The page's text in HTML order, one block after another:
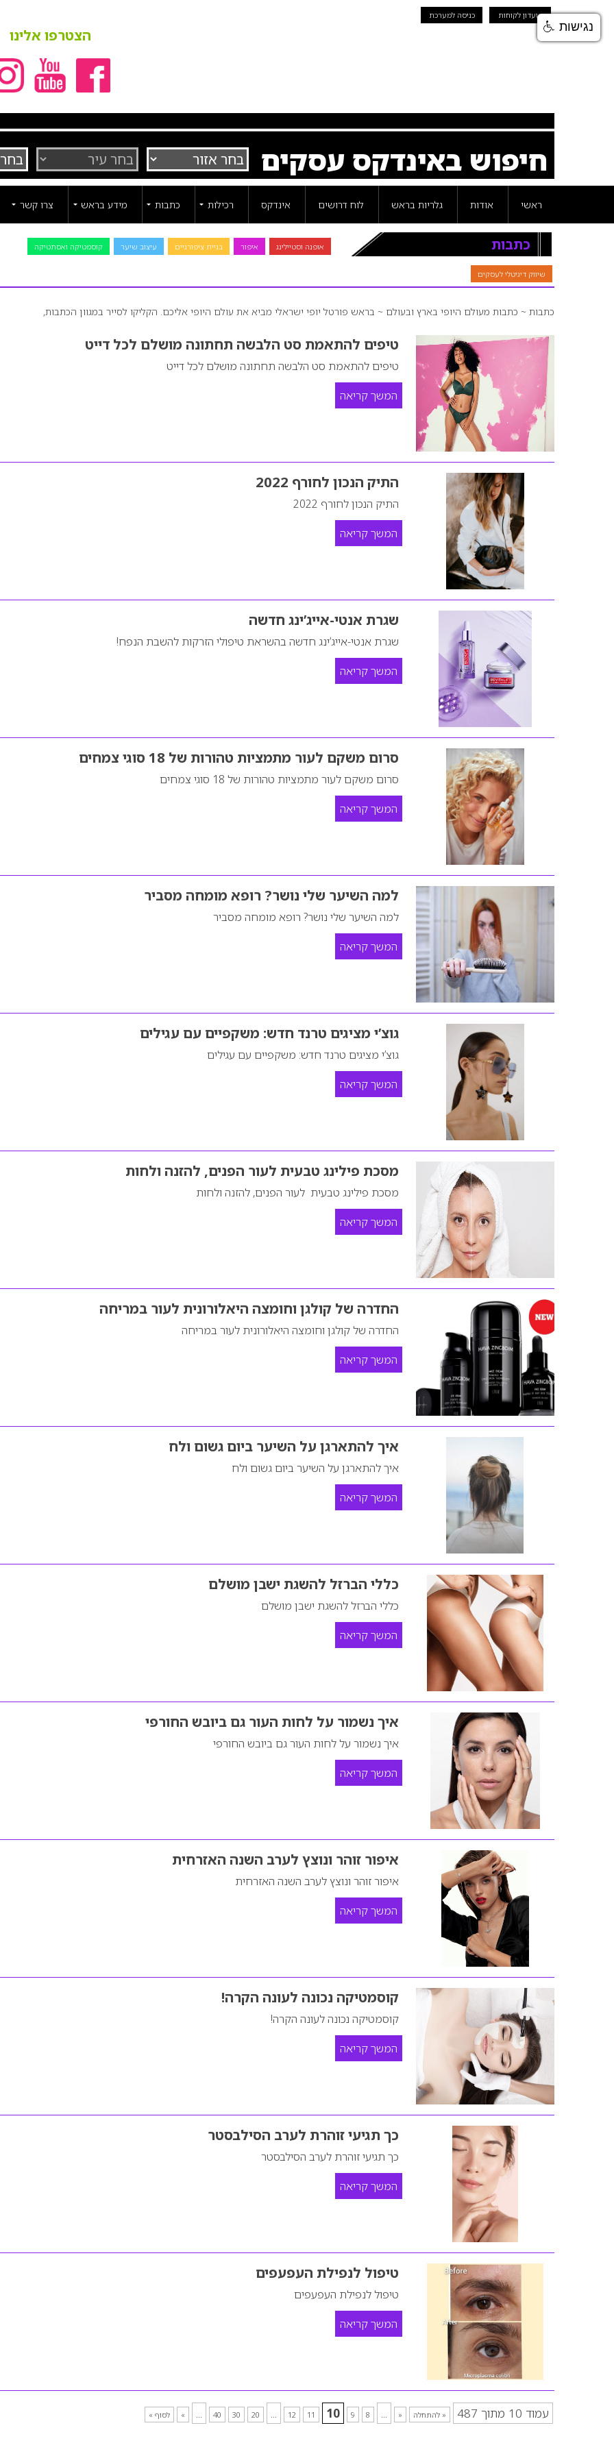
מועדון לקוחות כניסה למערכת
הצטרפו אלינו
חיפוש באינדקס עסקים
ראשי אודות גלריות בראש לוח דרושים אינדקס רכילות כתבות מידע בראש צרו קשר
כתבות אופנה וסטיילינג איפור בניית ציפורניים עיצוב שיער קוסמטיקה ואסתטיקה
שיווק דיגיטלי לעסקים
כתבות ~ כתבות מעולם היופי בארץ ובעולם ~ בראש פורטל יופי ישראלי מביא את עולם היופי אליכם. הקליקו לסייר במגוון הכתבות,
טיפים להתאמת סט הלבשה תחתונה מושלם לכל דייט
טיפים להתאמת סט הלבשה תחתונה מושלם לכל דייט
המשך קריאה
התיק הנכון לחורף 2022
התיק הנכון לחורף 2022
המשך קריאה
שגרת אנטי-אייג’ינג חדשה
שגרת אנטי-אייג’ינג חדשה בהשראת טיפולי הזרקות להשבת הנפח!
המשך קריאה
סרום משקם לעור מתמציות טהורות של 18 סוגי צמחים
סרום משקם לעור מתמציות טהורות של 18 סוגי צמחים
המשך קריאה
למה השיער שלי נושר? רופא מומחה מסביר
למה השיער שלי נושר? רופא מומחה מסביר
המשך קריאה
גוצ’י מציגים טרנד חדש: משקפיים עם עגילים
גוצ’י מציגים טרנד חדש: משקפיים עם עגילים
המשך קריאה
מסכת פילינג טבעית לעור הפנים, להזנה ולחות
מסכת פילינג טבעית לעור הפנים, להזנה ולחות
המשך קריאה
החדרה של קולגן וחומצה היאלורונית לעור במריחה
החדרה של קולגן וחומצה היאלורונית לעור במריחה
המשך קריאה
איך להתארגן על השיער ביום גשום ולח
איך להתארגן על השיער ביום גשום ולח
המשך קריאה
כללי הברזל להשגת ישבן מושלם
כללי הברזל להשגת ישבן מושלם
המשך קריאה
איך נשמור על לחות העור גם ביובש החורפי
איך נשמור על לחות העור גם ביובש החורפי
המשך קריאה
איפור זוהר ונוצץ לערב השנה האזרחית
איפור זוהר ונוצץ לערב השנה האזרחית
המשך קריאה
קוסמטיקה נכונה לעונה הקרה!
קוסמטיקה נכונה לעונה הקרה!
המשך קריאה
כך תגיעי זוהרת לערב הסילבסטר
כך תגיעי זוהרת לערב הסילבסטר
המשך קריאה
טיפול לנפילת העפעפים
טיפול לנפילת העפעפים
המשך קריאה
עמוד 10 מתוך 487 « להתחלה «
...
8
9
10
11
12
...
20
30
40
...
» לסוף »
נגישות